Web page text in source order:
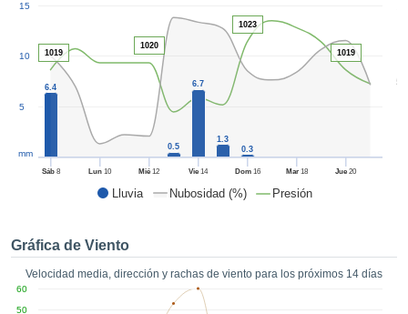
el botón
a la
la
nuestros
así como
un perfil
para
CONTINUAR
CONFIGURACIÓN
Lluvia Nubosidad (%) Presión
50
Sáb8 Lun 10 Mié 12 Vie 14 Dom16 Mar18 Jue 20
5
10
15
mm
6.4
0.5
6.7
1.3
0.3
1019
1020
1023
1019
Gráfica de Viento
Velocidad media, dirección y rachas de viento para los próximos 14 días
50
60